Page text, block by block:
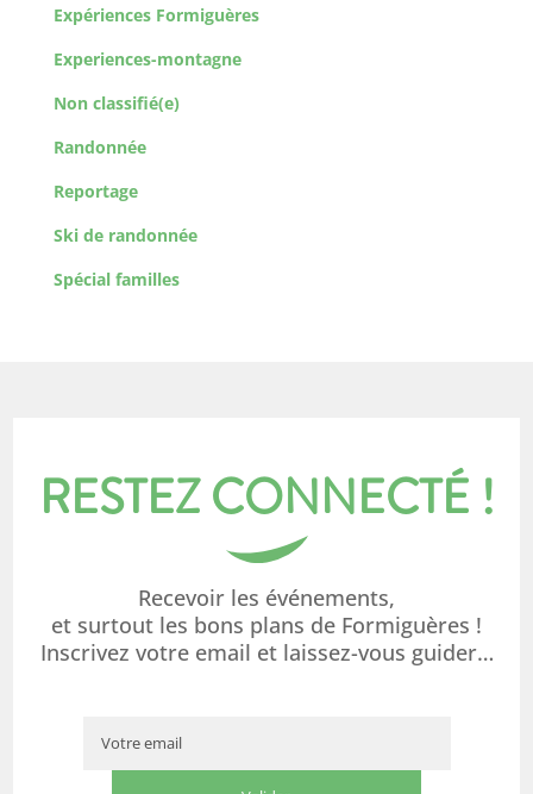
Expériences Formiguères
Experiences-montagne
Non classifié(e)
Randonnée
Reportage
Ski de randonnée
Spécial familles
RESTEZ CONNECTÉ !
Recevoir les événements,
et surtout les bons plans de Formiguères !
Inscrivez votre email et laissez-vous guider…